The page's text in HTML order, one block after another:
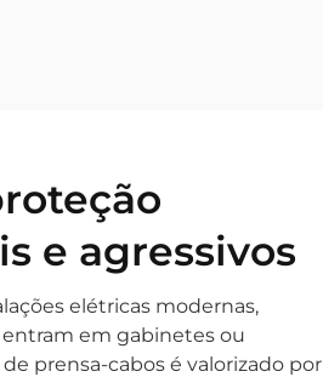
e agressivos
elétricas modernas,
entram em gabinetes ou
prensa-cabos é valorizado por